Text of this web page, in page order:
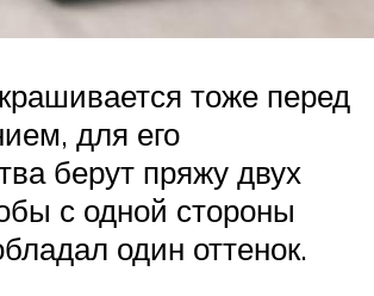
тоже перед
для его
берут пряжу двух
с одной стороны
один оттенок.